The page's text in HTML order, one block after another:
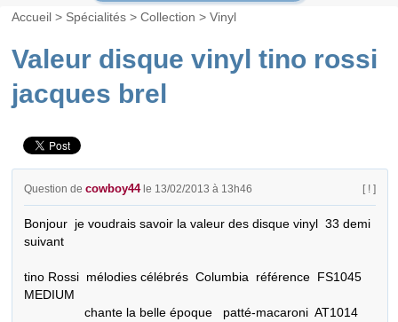
Accueil > Spécialités >Collection >Vinyl
Valeur disque vinyl tino rossi
jacques brel
Question decowboy44le 13/02/2013 à 13h46 [ ! ]
Bonjour  je voudrais savoir la valeur des disque vinyl  33 demi
suivant
tino Rossi  mélodies célébrés  Columbia  référence  FS1045
MEDIUM
                 chante la belle époque   patté-macaroni  AT1014